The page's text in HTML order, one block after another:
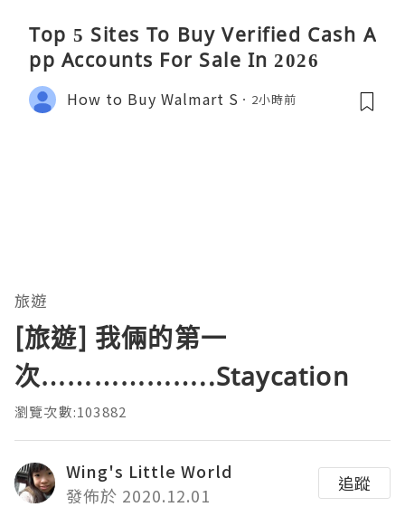
Top 5 Sites To Buy Verified Cash A
pp Accounts For Sale In 2026
How to Buy Walmart S 2小時前
旅遊
[旅遊] 我倆的第一
次………………..Staycation
瀏覽次數:103882
Wing's Little World
發佈於 2020.12.01
追蹤